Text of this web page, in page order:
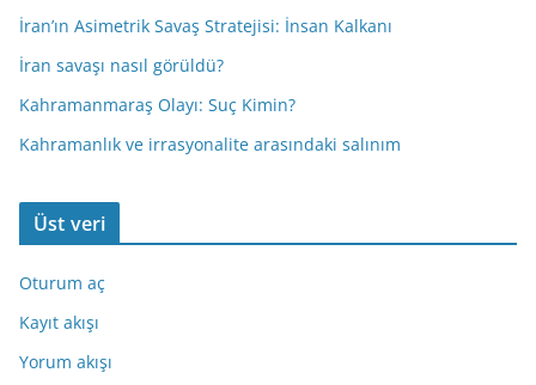
İran’ın Asimetrik Savaş Stratejisi: İnsan Kalkanı
İran savaşı nasıl görüldü?
Kahramanmaraş Olayı: Suç Kimin?
Kahramanlık ve irrasyonalite arasındaki salınım
Üst veri
Oturum aç
Kayıt akışı
Yorum akışı